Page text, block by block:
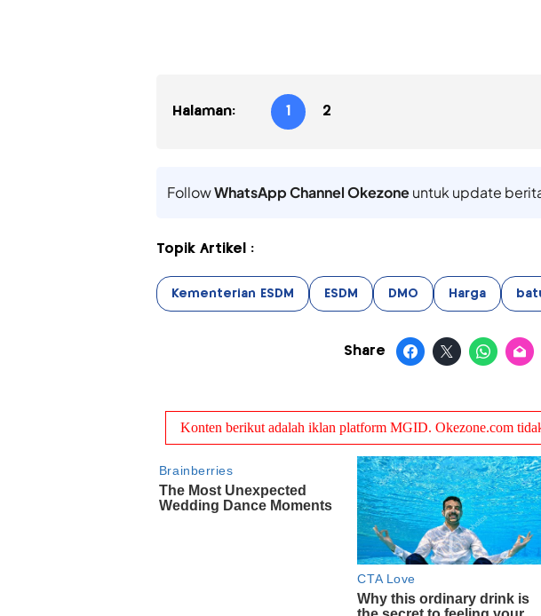
Halaman: 1 2
FollowWhatsApp Channel Okezoneuntuk update
Topik Artikel :
Kementerian ESDM ESDM DMO Harga
Share